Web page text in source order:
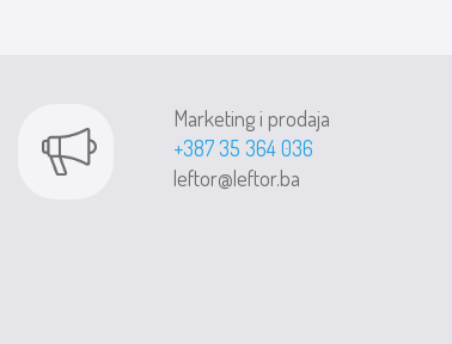
Marketing i prodaja
+387 35 364 036
leftor@leftor.ba